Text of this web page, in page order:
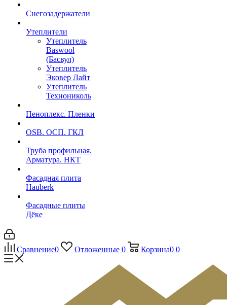
Снегозадержатели
Утеплители
Утеплитель
Baswool
(Басвул)
Утеплитель
Эковер Лайт
Утеплитель
Технониколь
Пеноплекс. Пленки
OSB. ОСП. ГКЛ
Труба профильная.
Арматура. НКТ
Фасадная плита
Hauberk
Фасадные плиты
Дёке
Сравнение0 Отложенные 0 Корзина0 0